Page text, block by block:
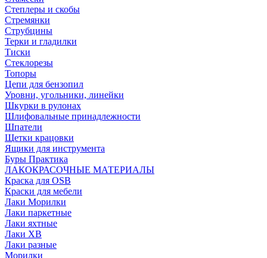
Степлеры и скобы
Стремянки
Струбцины
Терки и гладилки
Тиски
Стеклорезы
Топоры
Цепи для бензопил
Уровни, угольники, линейки
Шкурки в рулонах
Шлифовальные принадлежности
Шпатели
Щетки крацовки
Ящики для инструмента
Буры Практика
ЛАКОКРАСОЧНЫЕ МАТЕРИАЛЫ
Краска для OSB
Краски для мебели
Лаки Морилки
Лаки паркетные
Лаки яхтные
Лаки ХВ
Лаки разные
Морилки